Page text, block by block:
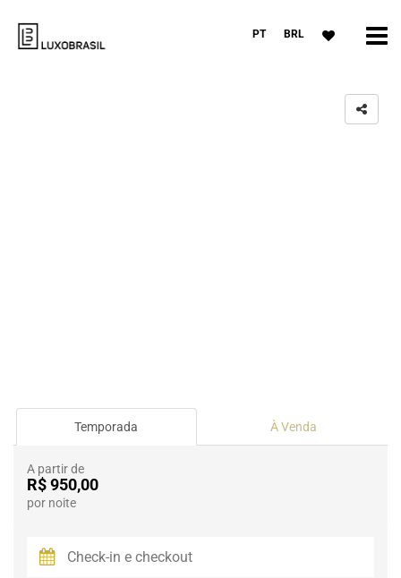
PT BRL
Temporada À Venda
A partir de
R$ 950,00
por noite